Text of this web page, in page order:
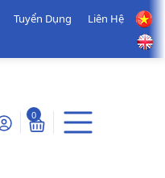
Tuyển Dụng Liên Hệ
0